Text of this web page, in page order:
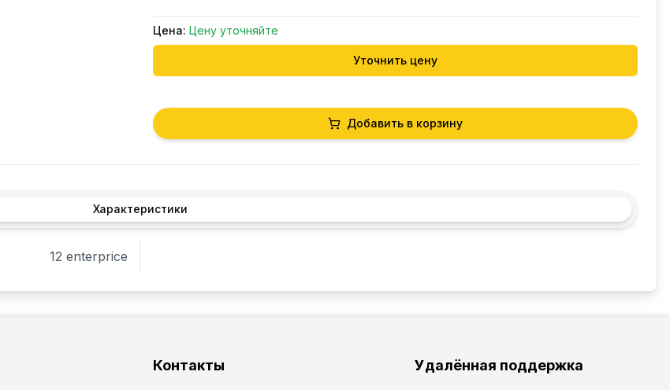
Цена: Цену уточняйте
Уточнить цену
Добавить в корзину
Характеристики
12 enterprice
Контакты Удалённая поддержка